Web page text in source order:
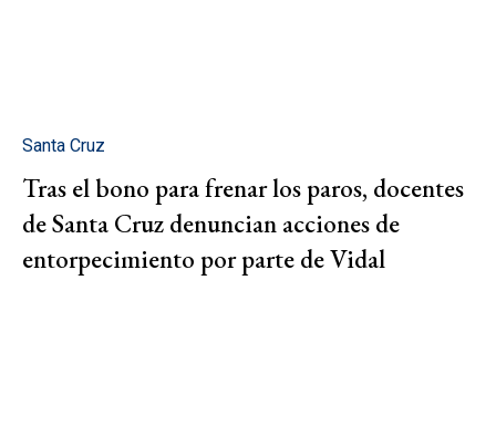
Santa Cruz
Tras el bono para frenar los paros, docentes
de Santa Cruz denuncian acciones de
entorpecimiento por parte de Vidal